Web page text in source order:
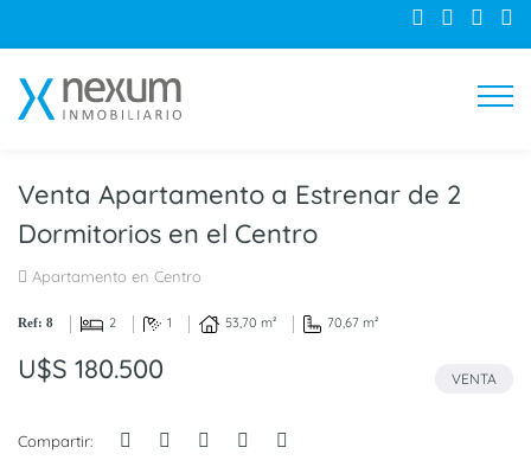
Venta Apartamento a Estrenar de 2
Dormitorios en el Centro
Apartamento en Centro
Ref: 8 2 1 53,70 m² 70,67 m²
U$S 180.500 VENTA
Compartir: